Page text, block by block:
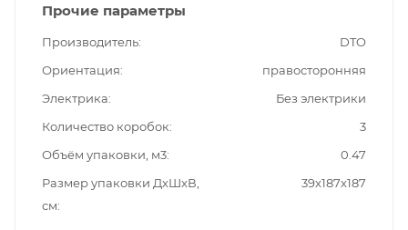
Прочие параметры
Производитель
DTO
Ориентация
правосторонняя
Электрика
Без электрики
Количество коробок
3
Объём упаковки, м3
0.47
Размер упаковки ДxШxВ,
см
39x187x187